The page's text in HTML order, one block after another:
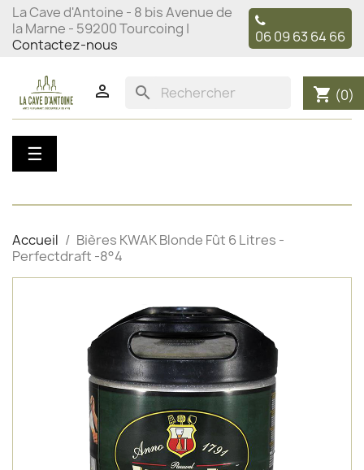
La Cave d'Antoine - 8 bis Avenue de
la Marne - 59200 Tourcoing |
Contactez-nous
06 09 63 64 66
 search shopping_cart (0)
Basculer
la
☰
Accueil
Bières KWAK Blonde Fût 6 Litres -
Perfectdraft -8°4